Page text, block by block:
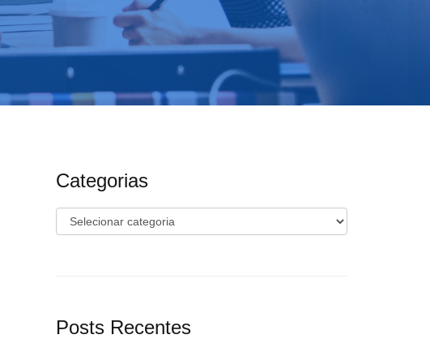
Categorias
Categorias
Posts Recentes